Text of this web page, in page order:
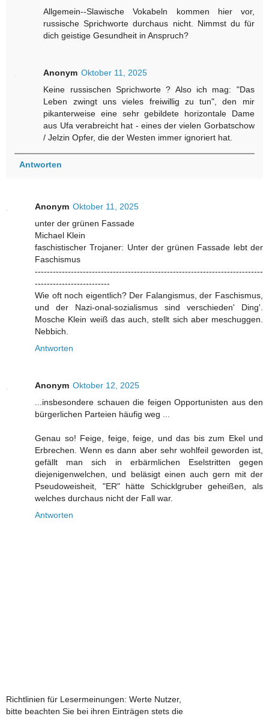
Allgemein--Slawische Vokabeln kommen hier vor,
russische Sprichworte durchaus nicht. Nimmst du für
dich geistige Gesundheit in Anspruch?
Anonym Oktober 11, 2025
Keine russischen Sprichworte ? Also ich mag: "Das
Leben zwingt uns vieles freiwillig zu tun", den mir
pikanterweise eine sehr gebildete horizontale Dame
aus Ufa verabreicht hat - eines der vielen Gorbatschow
/ Jelzin Opfer, die der Westen immer ignoriert hat.
Antworten
Anonym Oktober 11, 2025
unter der grünen Fassade
Michael Klein
faschistischer Trojaner: Unter der grünen Fassade lebt der
Faschismus
----------------------------------------------------------------------------
-------------------------
Wie oft noch eigentlich? Der Falangismus, der Faschismus,
und der Nazi-onal-sozialismus sind verschieden' Ding'.
Mosche Klein weiß das auch, stellt sich aber meschuggen.
Nebbich.
Antworten
Anonym Oktober 12, 2025
...insbesondere schauen die feigen Opportunisten aus den
bürgerlichen Parteien häufig weg ...
Genau so! Feige, feige, feige, und das bis zum Ekel und
Erbrechen. Wenn es dann aber sehr wohlfeil geworden ist,
gefällt man sich in erbärmlichen Eselstritten gegen
diejenigenwelchen, und beläsigt einen auch gern mit der
Pseudoweisheit, "ER" hätte Schicklgruber geheißen, als
welches durchaus nicht der Fall war.
Antworten
Richtlinien für Lesermeinungen: Werte Nutzer,
bitte beachten Sie bei ihren Einträgen stets die